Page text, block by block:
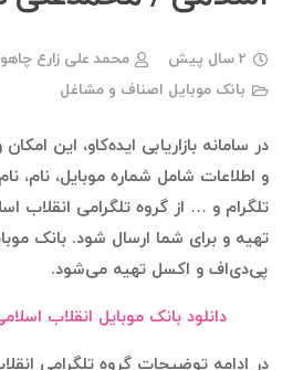
2 سال پیش
محمد علی زارع
بانک موبایل اصناف و مشاغل
در سامانه بازاریابی ایده‌کاو، این
و اطلاعات شامل شماره موبایل، نام،
تلگرام و … از گروه تلگرامی انقلاب
تهیه و برای شما ارسال شود. بانک
پی‌دی‌اف و اکسل تهیه می‌شود.
دانلود بانک موبایل انقلاب
در ادامه توضیحات گروه تلگرامی